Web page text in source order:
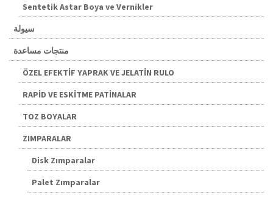
Sentetik Astar Boya ve Vernikler
سيولة
منتجات مساعدة
ÖZEL EFEKTİF YAPRAK VE JELATİN RULO
RAPİD VE ESKİTME PATİNALAR
TOZ BOYALAR
ZIMPARALAR
Disk Zımparalar
Palet Zımparalar